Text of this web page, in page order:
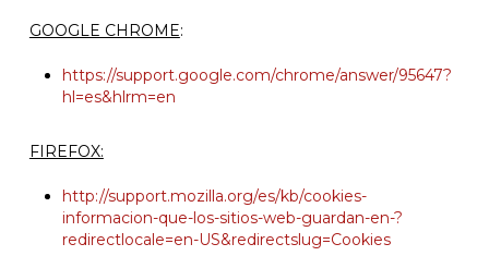
GOOGLE CHROME:
https://support.google.com/chrome/answer/95647?
hl=es&hlrm=en
FIREFOX:
http://support.mozilla.org/es/kb/cookies-
informacion-que-los-sitios-web-guardan-en-?
redirectlocale=en-US&redirectslug=Cookies